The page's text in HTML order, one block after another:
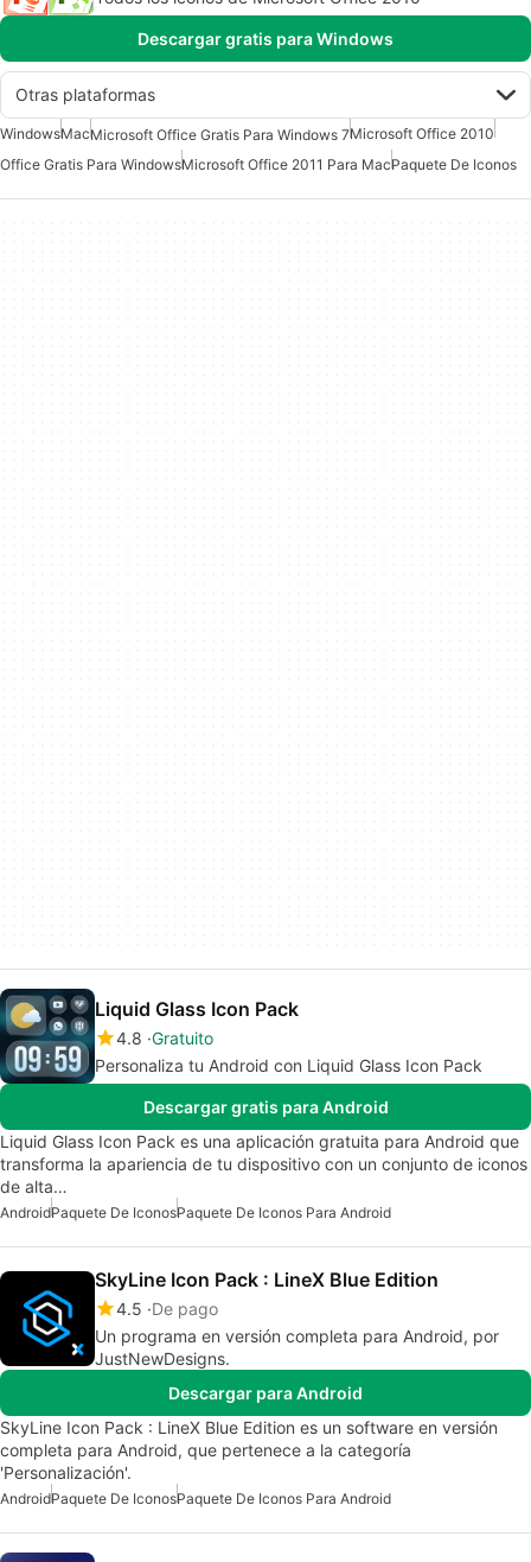
Descargar gratis para Windows
Otras plataformas
WindowsMacMicrosoft Office Gratis Para Windows 7Microsoft Office 2010
Office Gratis Para WindowsMicrosoft Office 2011 Para MacPaquete De Iconos
Liquid Glass Icon Pack
4.8 Gratuito
Personaliza tu Android con Liquid Glass Icon Pack
Descargar gratis para Android
Liquid Glass Icon Pack es una aplicación gratuita para Android que
transforma la apariencia de tu dispositivo con un conjunto de iconos
de alta…
AndroidPaquete De IconosPaquete De Iconos Para Android
SkyLine Icon Pack : LineX Blue Edition
4.5 De pago
Un programa en versión completa para Android, por
JustNewDesigns.
Descargar para Android
SkyLine Icon Pack : LineX Blue Edition es un software en versión
completa para Android, que pertenece a la categoría
'Personalización'.
AndroidPaquete De IconosPaquete De Iconos Para Android